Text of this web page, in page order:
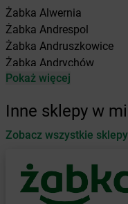
Żabka Alwernia
Żabka Andrespol
Żabka Andruszkowice
Żabka Andrychów
Żabka Antonie
Żabka Automat
Żabka Babica
Żabka Babimost
Żabka Baborów
Pokaż więcej
Inne sklepy w
Zobacz wszystkie sklepy